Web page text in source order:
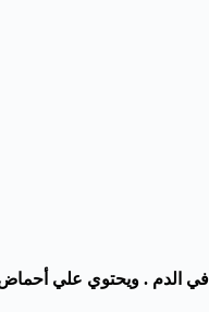
في الدم . ويحتوي علي